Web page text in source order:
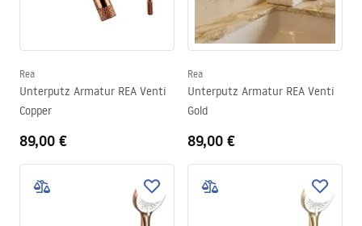
Rea
Unterputz Armatur REA Venti
Copper
89,00 €
Rea
Unterputz Armatur REA Venti
Gold
89,00 €